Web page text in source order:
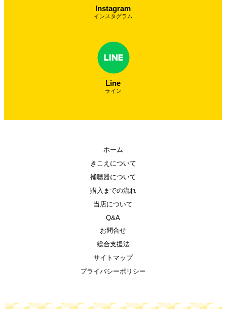
Instagram
インスタグラム
Line
ライン
ホーム
きこえについて
補聴器について
購入までの流れ
当店について
Q&A
お問合せ
総合支援法
サイトマップ
プライバシーポリシー